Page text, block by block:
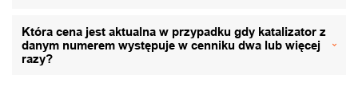
Która cena jest aktualna w przypadku gdy katalizator z
danym numerem występuje w cenniku dwa lub więcej
razy?